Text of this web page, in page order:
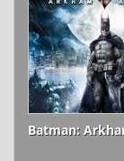
Batman: